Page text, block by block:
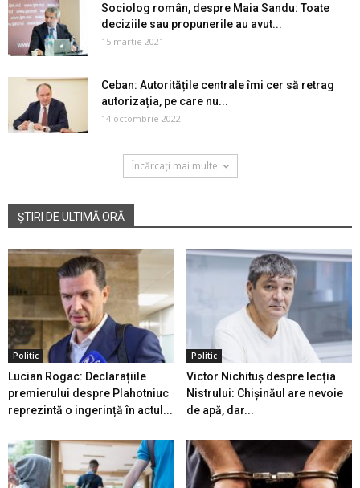
Sociolog român, despre Maia Sandu: Toate
deciziile sau propunerile au avut...
15 martie 2021
Ceban: Autoritățile centrale îmi cer să retrag
autorizația, pe care nu...
14 octombrie 2022
Încărcați mai multe
ȘTIRI DE ULTIMĂ ORĂ
Politic
Lucian Rogac: Declarațiile
premierului despre Plahotniuc
reprezintă o ingerință în actul...
Politic
Victor Nichituș despre lecția
Nistrului: Chișinăul are nevoie
de apă, dar...